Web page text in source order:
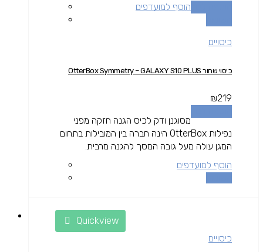
הוסף למועדפים
כיסויים
כיסוי שחור OtterBox Symmetry – GALAXY S10 PLUS
₪219
מסוגנן ודק לכיס הגנה חזקה מפני
נפילות OtterBox הינה חברה בין המובילות בתחום
המגן עולה מעל גובה המסך להגנה מרבית.
הוסף למועדפים
Quickview
כיסויים